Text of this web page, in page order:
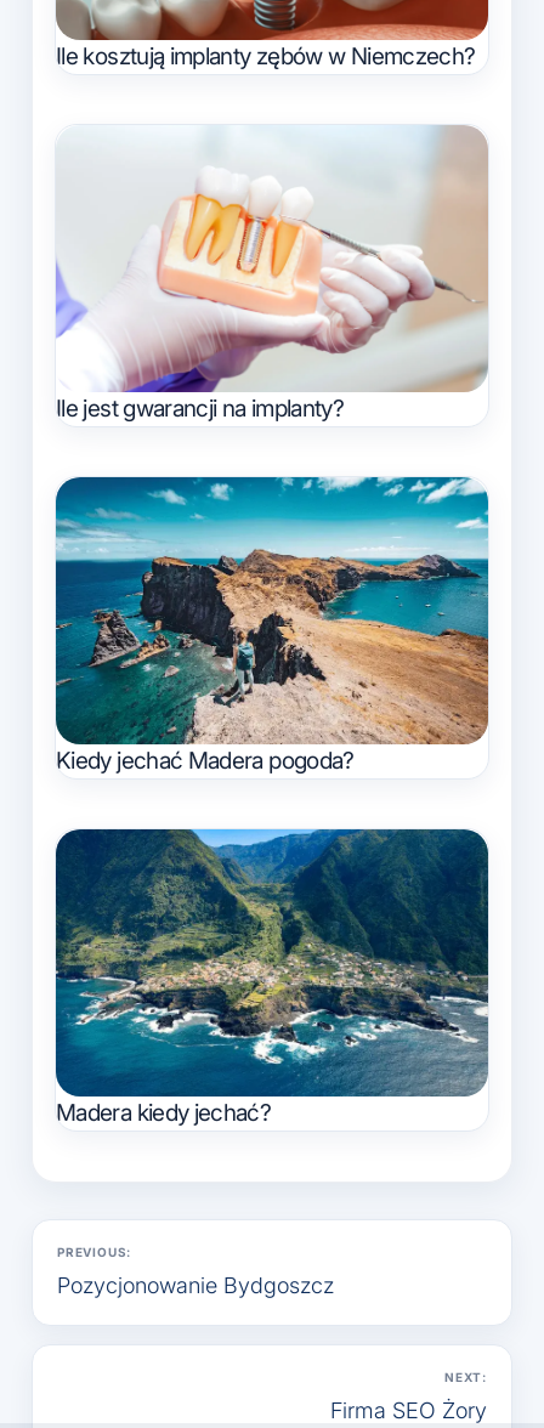
Ile kosztują implanty zębów w Niemczech?
Ile jest gwarancji na implanty?
Kiedy jechać Madera pogoda?
Madera kiedy jechać?
Nawigacja
wpisu
PREVIOUS:
Pozycjonowanie Bydgoszcz
NEXT:
Firma SEO Żory